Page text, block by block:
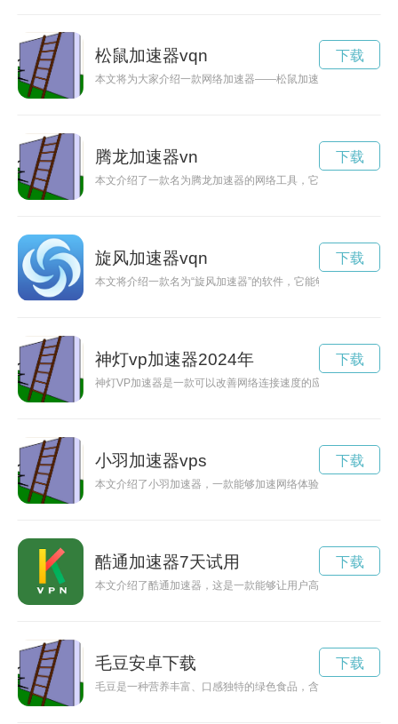
松鼠加速器vqn
本文将为大家介绍一款网络加速器——松鼠加速器，它具有稳定
下载
腾龙加速器vn
本文介绍了一款名为腾龙加速器的网络工具，它通过优化网络
下载
旋风加速器vqn
本文将介绍一款名为“旋风加速器”的软件，它能够为用户提供
下载
神灯vp加速器2024年
神灯VP加速器是一款可以改善网络连接速度的应用程序，可以
下载
小羽加速器vps
本文介绍了小羽加速器，一款能够加速网络体验的工具，通过
下载
酷通加速器7天试用
本文介绍了酷通加速器，这是一款能够让用户高速稳定地畅享
下载
毛豆安卓下载
毛豆是一种营养丰富、口感独特的绿色食品，含有丰富的蛋白
下载